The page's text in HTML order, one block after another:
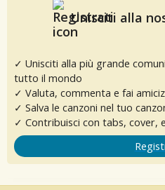
Unisciti alla
✓ Unisciti alla più grande
tutto il mondo
✓ Valuta, commenta e fai
✓ Salva le canzoni nel tuo
✓ Contribuisci con tabs, cover,